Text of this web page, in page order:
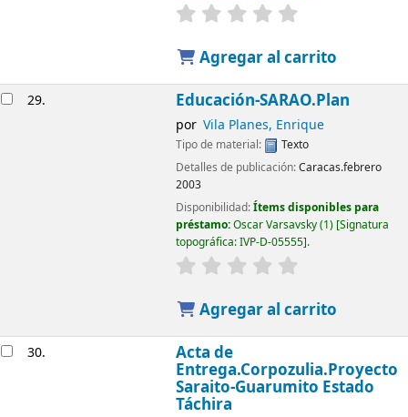
Agregar al carrito
29. Educación-SARAO.Plan
por Vila Planes, Enrique
Tipo de material:
Texto
Detalles de publicación:Caracas.febrero
2003
Disponibilidad:Ítems disponibles para
préstamo:Oscar Varsavsky(1) Signatura
topográfica:IVP-D-05555 .
Agregar al carrito
30. Acta de
Entrega.Corpozulia.Proyecto
Saraito-Guarumito Estado
Táchira